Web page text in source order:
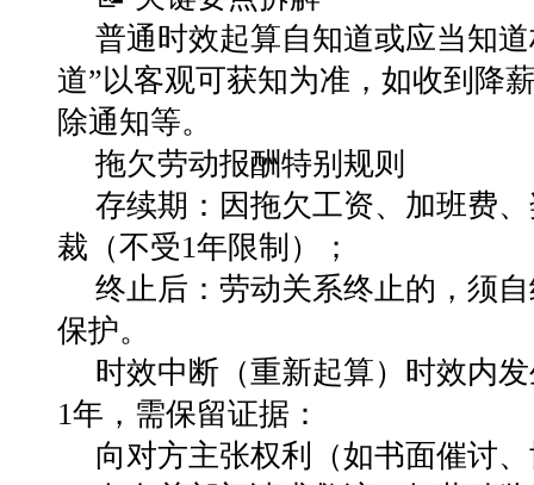
普通时效起算自知道或应当知
道”以客观可获知为准，如收到降
除通知等。
拖欠劳动报酬特别规则
存续期 ：因拖欠工资、加班费
裁（不受1年限制）；
终止后 ：劳动关系终止的，须自
保护。
时效中断（重新起算） 时效内
1年 ，需保留证据：
向对方主张权利（如书面催讨